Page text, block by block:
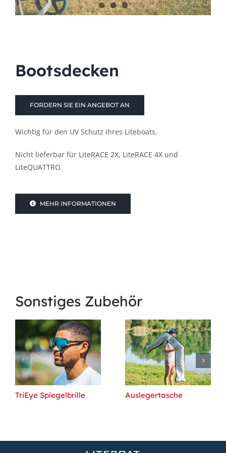
Bootsdecken
FORDERN SIE EIN ANGEBOT AN
Wichtig für den UV Schutz ihres Liteboats.
Nicht lieferbar für LiteRACE 2X, LiteRACE 4X und
LiteQUATTRO
MEHR INFORMATIONEN
Sonstiges Zubehör
TriEye Spiegelbrille Auslegertasche